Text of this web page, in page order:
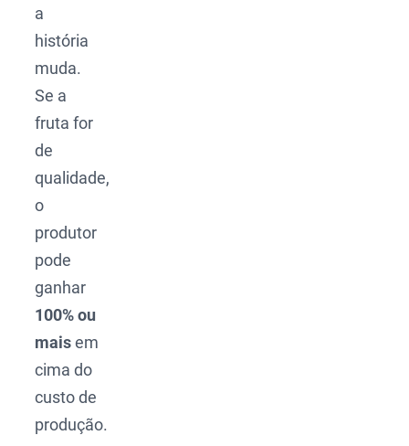
a
história
muda.
Se a
fruta for
de
qualidade,
o
produtor
pode
ganhar
100% ou
maisem
cima do
custo de
produção.